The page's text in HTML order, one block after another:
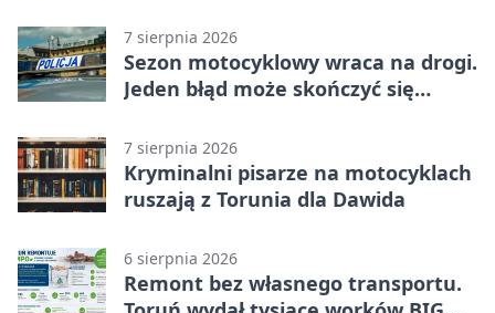
7 sierpnia 2026
Sezon motocyklowy wraca na drogi.
Jeden błąd może skończyć się
7 sierpnia 2026
Kryminalni pisarze na motocyklach
ruszają z Torunia dla Dawida
6 sierpnia 2026
Remont bez własnego transportu.